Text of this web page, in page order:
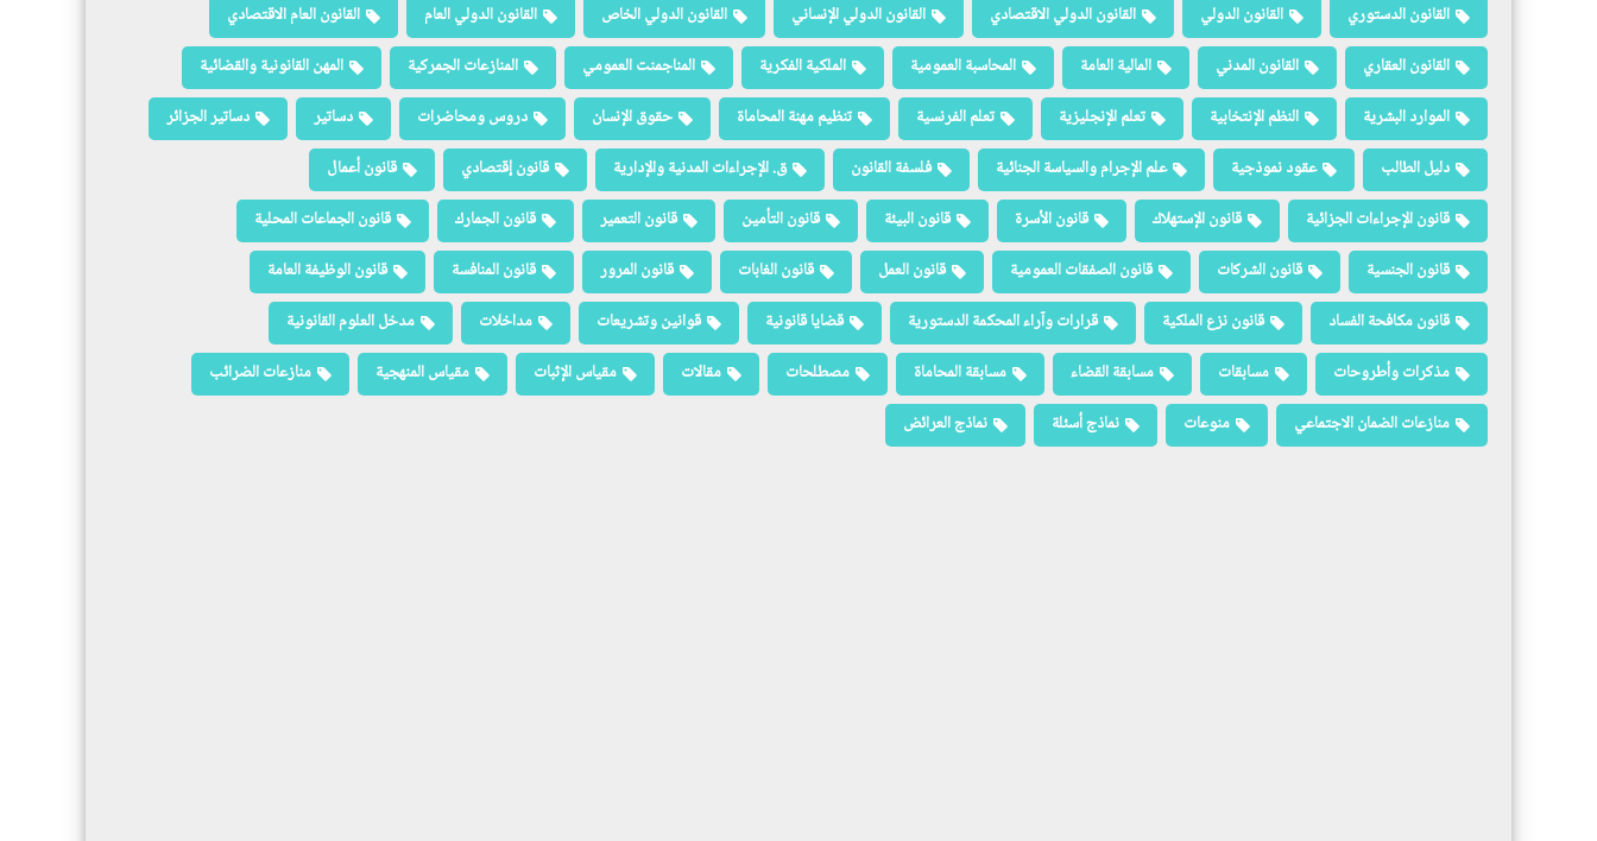
القانون الدستوري
القانون الدولي القانون الدولي الاقتصادي القانون الدولي الإنساني القانون الدولي الخاص القانون الدولي العام
القانون العام الاقتصادي
القانون العقاري
القانون المدني المالية العامة المحاسبة العمومية الملكية الفكرية المناجمنت العمومي المنازعات الجمركية
المهن القانونية والقضائية
الموارد البشرية
النظم الإنتخابية تعلم الإنجليزية تعلم الفرنسية تنظيم مهنة المحاماة حقوق الإنسان دروس ومحاضرات دساتير
دساتير الجزائر
دليل الطالب
عقود نموذجية علم الإجرام والسياسة الجنائية فلسفة القانون ق. الإجراءات المدنية والإدارية قانون إقتصادي
قانون أعمال
قانون الإجراءات الجزائية
قانون الإستهلاك قانون الأسرة قانون البيئة قانون التأمين قانون التعمير قانون الجمارك
قانون الجماعات المحلية
قانون الجنسية
قانون الشركات قانون الصفقات العمومية قانون العمل قانون الغابات قانون المرور قانون المنافسة
قانون الوظيفة العامة
قانون مكافحة الفساد
قانون نزع الملكية قرارات وآراء المحكمة الدستورية قضايا قانونية قوانين وتشريعات مداخلات
مدخل العلوم القانونية
مذكرات وأطروحات
مسابقات مسابقة القضاء مسابقة المحاماة مصطلحات مقالات مقياس الإثبات مقياس المنهجية
منازعات الضرائب
منازعات الضمان الاجتماعي
منوعات نماذج أسئلة نماذج العرائض